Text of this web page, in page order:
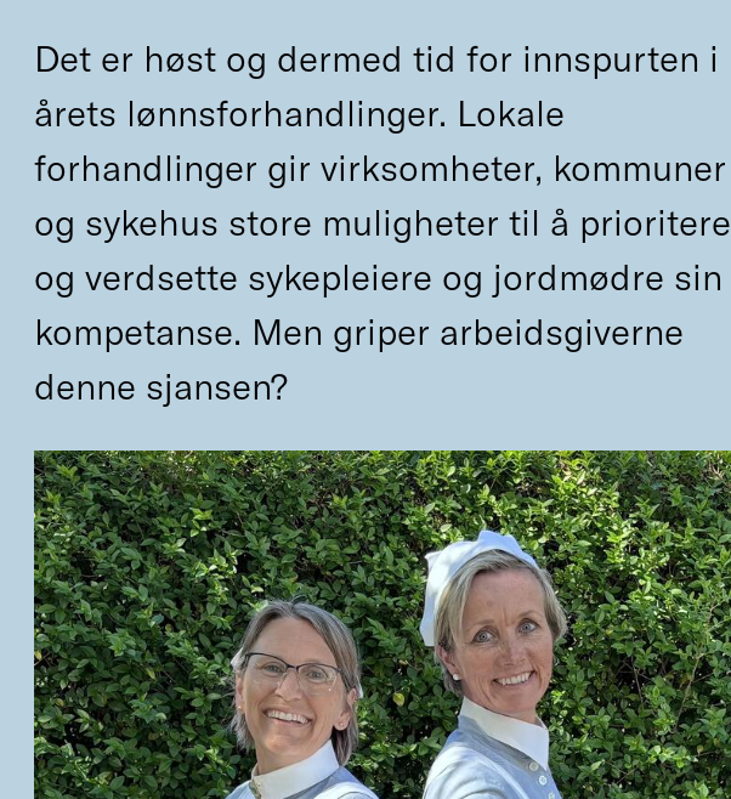
Det er høst og dermed tid for innspurten i
årets lønnsforhandlinger. Lokale
forhandlinger gir virksomheter, kommuner
og sykehus store muligheter til å prioritere
og verdsette sykepleiere og jordmødre sin
kompetanse. Men griper arbeidsgiverne
denne sjansen?